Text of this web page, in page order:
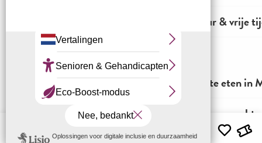
Menu
Natuur & vrije
Waar te eten in
Waar
Juridische informatie Algemene verkoopvoorwaarden